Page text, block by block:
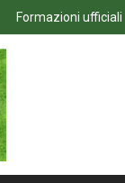
Formazioni ufficiali